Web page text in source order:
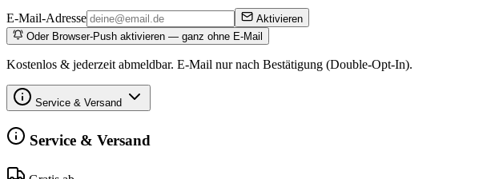
E-Mail-Adresse
Aktivieren
Oder Browser-Push aktivieren — ganz ohne E-Mail
Kostenlos & jederzeit abmeldbar. E-Mail nur nach Bestätigung (Double-Opt-In).
Service & Versand
Service & Versand